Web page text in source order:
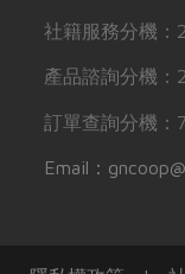
社籍服務分機：
產品諮詢分機：
訂單查詢分機：
Email：